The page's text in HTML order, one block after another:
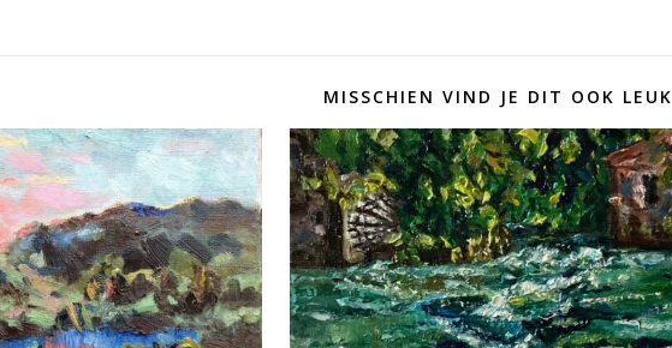
MISSCHIEN VIND JE DIT OOK LEUK